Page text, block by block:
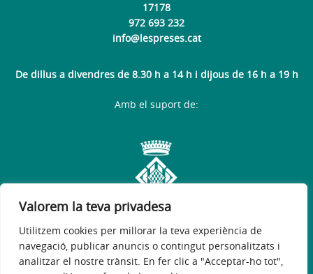
Valorem la teva privadesa
Utilitzem cookies per millorar la teva experiència de
navegació, publicar anuncis o contingut personalitzats i
analitzar el nostre trànsit. En fer clic a "Acceptar-ho tot",
17178
972 693 232
info@lespreses.cat
De dillus a divendres de 8.30 h a 14 h i dijous de 16 h a 19 h
Amb el suport de: